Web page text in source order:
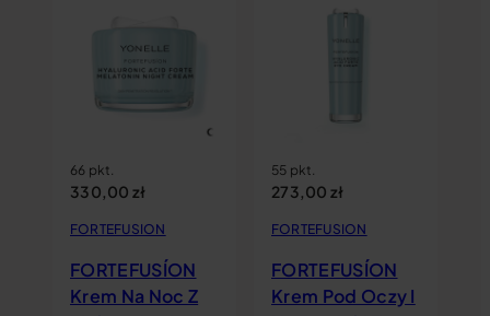
66 pkt.
330,00 zł
FORTEFUSION
FORTEFUSÍON
Krem Na Noc Z
55 pkt.
273,00 zł
FORTEFUSION
FORTEFUSÍON
Krem Pod Oczy I